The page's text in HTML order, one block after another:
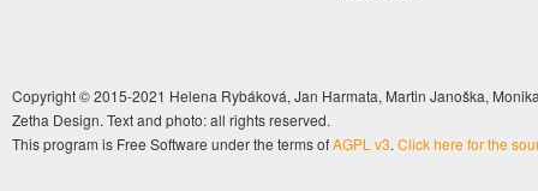
Copyright © 2015-2021 Helena Rybáková, Jan Harmata, Martin Janoška,
Zetha Design. Text and photo: all rights reserved.
This program is Free Software under the terms ofAGPL v3. Click here for the